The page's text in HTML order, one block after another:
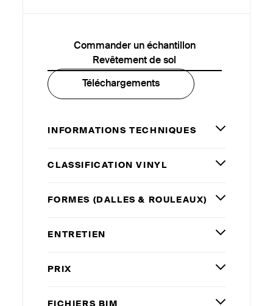
Commander un échantillon
Revêtement de sol
Téléchargements
INFORMATIONS TECHNIQUES
CLASSIFICATION VINYL
FORMES (DALLES& ROULEAUX)
ENTRETIEN
PRIX
FICHIERS BIM